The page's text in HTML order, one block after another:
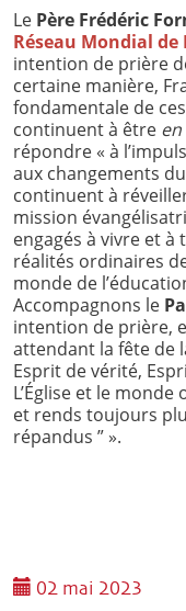
Le Père Frédéric
Réseau Mondial de
intention de prière
certaine manière,
fondamentale de
continuent à être
répondre « à
aux changements
continuent à
mission
engagés à vivre et à
réalités ordinaires
monde de
Accompagnons le
intention de prière,
attendant la fête de
Esprit de vérité,
L’Église et le
et rends toujours
répandus ” ».
02 mai 2023